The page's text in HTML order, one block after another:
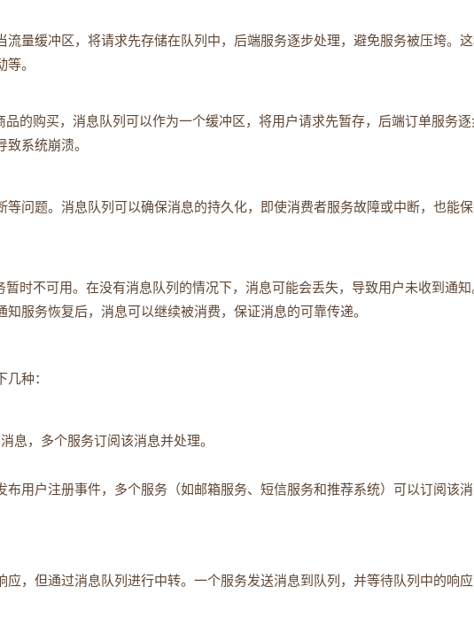
量缓冲区，将请求先存储在队列中，后端服务逐步处理，避免服务被压垮。
。
的购买，消息队列可以作为一个缓冲区，将用户请求先暂存，后端订单服务逐
系统崩溃。
问题。消息队列可以确保消息的持久化，即使消费者服务故障或中断，也能
时不可用。在没有消息队列的情况下，消息可能会丢失，导致用户未收到通知
服务恢复后，消息可以继续被消费，保证消息的可靠传递。
种：
息，多个服务订阅该消息并处理。
布用户注册事件，多个服务（如邮箱服务、短信服务和推荐系统）可以订阅该消
，但通过消息队列进行中转。一个服务发送消息到队列，并等待队列中的响